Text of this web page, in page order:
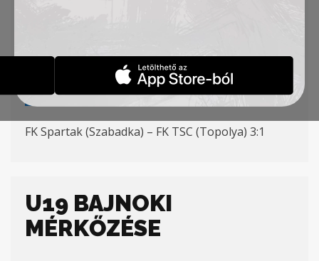
HÍREK 2017-11-13
FK Spartak (Szabadka) – FK TSC (Topolya) 3:1
U19 BAJNOKI
MÉRKŐZÉSE